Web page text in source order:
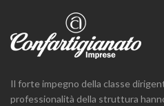
Il forte impegno della classe
professionalità della struttura